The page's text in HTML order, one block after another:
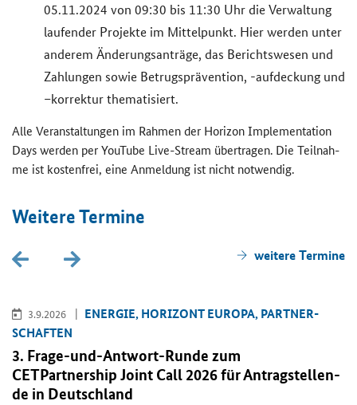
05.11.2024 von 09:30 bis 11:30 Uhr die Ver­wal­tung
lau­fen­der Pro­jek­te im Mit­tel­punkt. Hier wer­den unter
an­de­rem Än­de­rungs­an­trä­ge, das Be­richts­we­sen und
Zah­lun­gen sowie Be­trugs­prä­ven­ti­on, -​aufdeckung und
–kor­rek­tur the­ma­ti­siert.
Alle Ver­an­stal­tun­gen im Rah­men der Horizon Implementation
Dayswer­den per You­Tube Live-Stream über­tra­gen. Die Teil­nah­
me ist kos­ten­frei, eine An­mel­dung ist nicht not­wen­dig.
Wei­te­re Ter­mi­ne
wei­te­re Ter­mi­ne
3.9.2026
EN­ER­GIE, HO­RI­ZONT EU­RO­PA, PART­NER­
SCHAF­TEN
3. Frage-​und-Antwort-Runde zum
CETPartnership Joint Call 2026 für An­trag­stel­len­
de in Deutsch­land